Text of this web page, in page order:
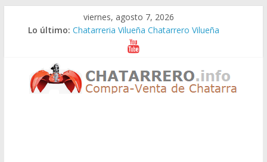
viernes, agosto 7, 2026
Lo último: Chatarreria Vilueña Chatarrero Vilueña
Chatarreria Zuera Chatarrero Zuera
Chatarreria Zaragoza Chatarrero Zaragoza
Chatarreria Zaida Chatarrero Zaida
Chatarreria Vistabella Chatarrero Vistabella